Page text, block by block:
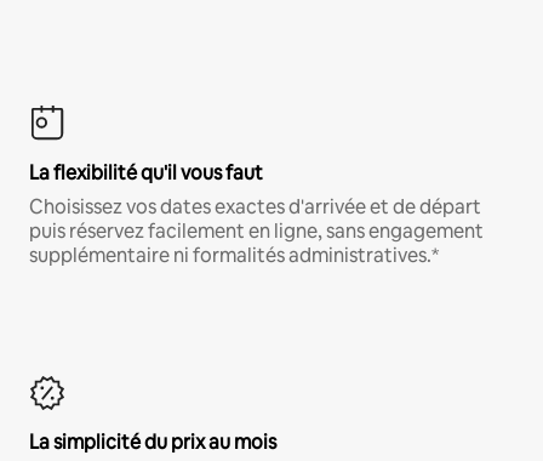
La flexibilité qu'il vous faut
Choisissez vos dates exactes d'arrivée et de départ
puis réservez facilement en ligne, sans engagement
supplémentaire ni formalités administratives.*
La simplicité du prix au mois